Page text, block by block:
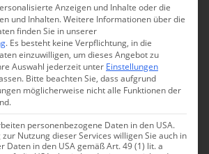
aber lässig
Tegernsee entfernt liegt ein kleines,
das sich durch besondere
FERIENWOHNUNGEN & CHALETS
STRAND
BERGEN
URLAUB IN MEERESNÄHE
Anzeigen und Inhalte oder die
und Inhalten.Weitere Informationen über die
finden Sie in unserer
. Es besteht keine Verpflichtung, in die
einzuwilligen, um dieses Angebot zu
Auswahl jederzeit unter Einstellungen
Bitte beachten Sie, dass aufgrund
möglicherweise nicht alle Funktionen der
personenbezogene Daten in den USA.
Nutzung dieser Services willigen Sie auch in
Daten in den USA gemäß Art. 49 (1) lit. a